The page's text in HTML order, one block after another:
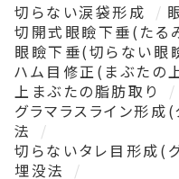
切らない涙袋形成
切開式眼瞼下垂(たる
眼瞼下垂(切らない眼
ハム目修正(まぶたの
上まぶたの脂肪取り
グラマラスライン形
法
切らないタレ目形成(
埋没法